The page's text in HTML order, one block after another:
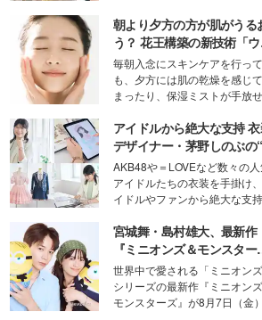
ションの完成度を高めるベース
して、“髪そのものの美しさ”に改
めて注目する人が増えている様
子。今回は、そんな憧れの艶や
な髪を日常で叶える、美容好
女性たちのヘアケア事情を紹
ます。
朝より夕方の方が肌がうる
う？ 花王構築の新技術「
ーターキャプチャリングスキ
ン（捕水肌）」がスキンケ
の常識を変える予感
毎朝入念にスキンケアを行って
も、夕方には肌の乾燥を感じ
まったり、保湿ミストが手放
な美容の常識を大きく変える
性を秘めた、革新的な「Water
Capturing Skin（ウォーターキ
プチャリングスキン：捕水肌
技術を、花王が構築した。
アイドルから絶大な支持
デザイナー・茅野しのぶの
愛い”を作る美学＜「シチズ
クロスシー」インタビュー
AKB48や＝LOVEなど数々の
アイドルたちの衣装を手掛け
イドルやファンから絶大な支
取締役兼クリエイティブディレ
ター・茅野しのぶ。一人ひとり
個性に寄り添い、魅力を引き出
衣装作りは、多くの女性たちに
気と自信を与え続けている。
宮城舞・島村雄大、最新作
『ミニオンズ＆モンスター
ズ』の魅力熱弁 ハチャメチ
だけじゃない“友情と絆”に
動
世界中で愛される「ミニオンズ
シリーズの最新作『ミニオン
モンスターズ』が8月7日（金